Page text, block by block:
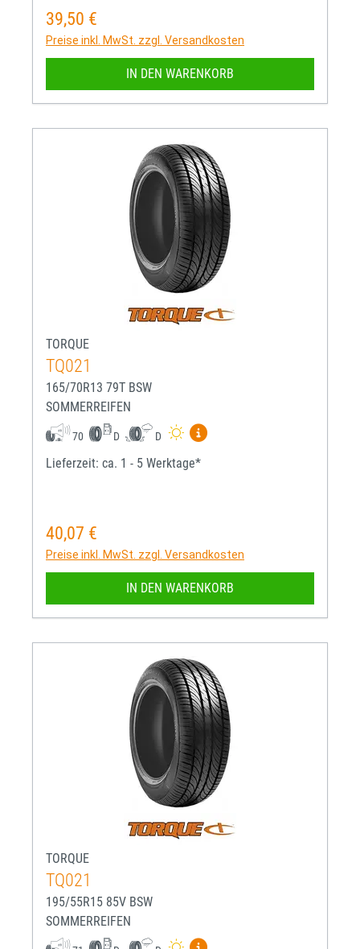
Regulärer Preis:
39,50 €
Preise inkl. MwSt. zzgl. Versandkosten
IN DEN WARENKORB
TORQUE
TQ021
165/70R13 79T BSW
SOMMERREIFEN
70 D D
Mehr Informationen zum
Lieferzeit: ca. 1 - 5 Werktage*
Regulärer Preis:
40,07 €
Preise inkl. MwSt. zzgl. Versandkosten
IN DEN WARENKORB
TORQUE
TQ021
195/55R15 85V BSW
SOMMERREIFEN